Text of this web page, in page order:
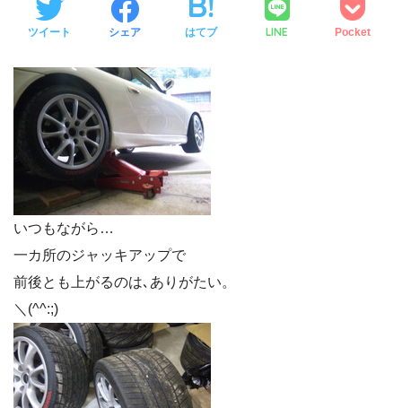
ツイート シェア はてブ LINE Pocket
いつもながら…
一カ所のジャッキアップで
前後とも上がるのは､ありがたい。
＼(^^:;)